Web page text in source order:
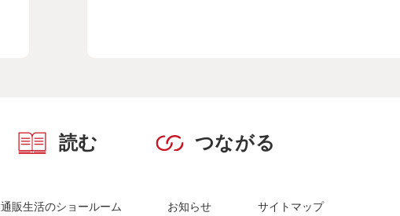
読む つながる
通販生活のショールーム お知らせ サイトマップ